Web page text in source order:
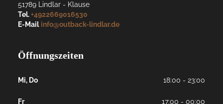
51789
Lindlar - Klause
Tel.+4922669016530
E-Mail info@outback-lindlar.de
Öffnungszeiten
Mi, Do 18:00 - 23:00
Fr 17:00 - 00:00